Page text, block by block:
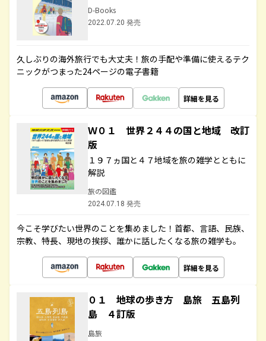
D-Books
2022.07.20 発売
久しぶりの海外旅行でも大丈夫！旅の手配や準備に使えるテク
ニックがつまった24ページの電子書籍
詳細を見る
Ｗ０１ 世界２４４の国と地域 改訂
版
１９７ヵ国と４７地域を旅の雑学とともに
解説
旅の図鑑
2024.07.18 発売
今こそ学びたい世界のことを集めました！首都、言語、民族、
宗教、特長、現地の挨拶、誰かに話したくなる旅の雑学も。
詳細を見る
０１ 地球の歩き方 島旅 五島列
島 ４訂版
島旅